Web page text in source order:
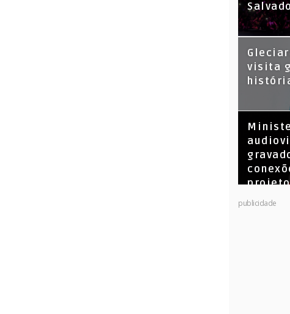
KL Jay
Raíz e
visita
publicidade